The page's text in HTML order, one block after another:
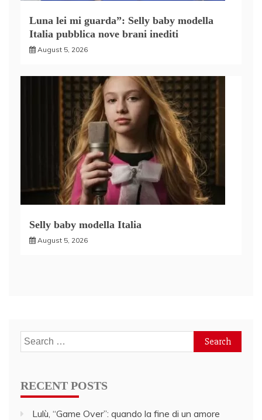
Luna lei mi guarda”: Selly baby modella
Italia pubblica nove brani inediti
August 5, 2026
Selly baby modella Italia
August 5, 2026
Search
for:
RECENT POSTS
Lulù, “Game Over”: quando la fine di un amore